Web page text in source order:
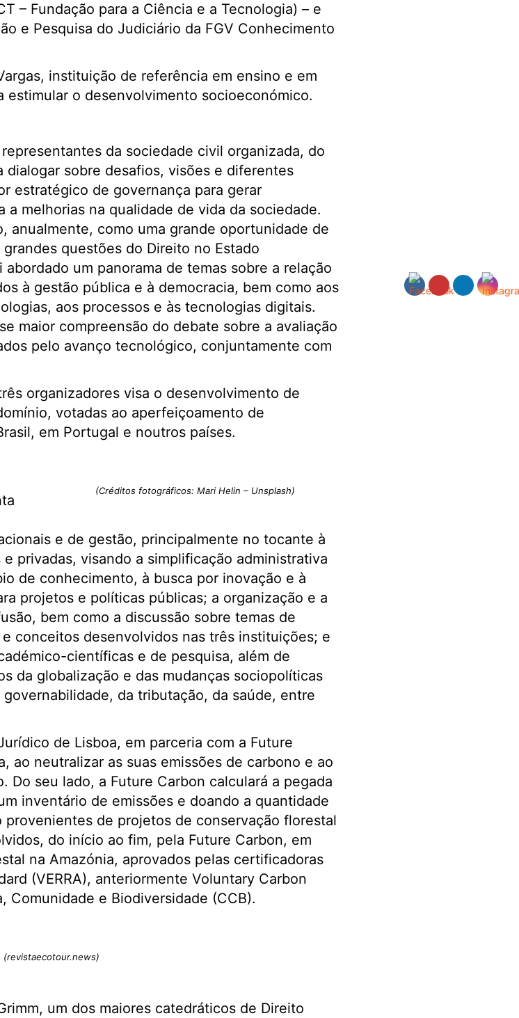
– Fundação para a Ciência e a Tecnologia) – e
e Pesquisa do Judiciário da FGV Conhecimento
instituição de referência em ensino e em
estimular o desenvolvimento socioeconómico.
da sociedade civil organizada, do
dialogar sobre desafios, visões e diferentes
estratégico de governança para gerar
melhorias na qualidade de vida da sociedade.
anualmente, como uma grande oportunidade de
questões do Direito no Estado
um panorama de temas sobre a relação
à gestão pública e à democracia, bem como aos
aos processos e às tecnologias digitais.
maior compreensão do debate sobre a avaliação
pelo avanço tecnológico, conjuntamente com
organizadores visa o desenvolvimento de
votadas ao aperfeiçoamento de
em Portugal e noutros países.
(Créditos fotográficos: Mari Helin – Unsplash)
e de gestão, principalmente no tocante à
privadas, visando a simplificação administrativa
de conhecimento, à busca por inovação e à
projetos e políticas públicas; a organização e a
bem como a discussão sobre temas de
conceitos desenvolvidos nas três instituições; e
científicas e de pesquisa, além de
da globalização e das mudanças sociopolíticas
da tributação, da saúde, entre
de Lisboa, em parceria com a Future
ao neutralizar as suas emissões de carbono e ao
seu lado, a Future Carbon calculará a pegada
inventário de emissões e doando a quantidade
de projetos de conservação florestal
do início ao fim, pela Future Carbon, em
na Amazónia, aprovados pelas certificadoras
(VERRA), anteriormente Voluntary Carbon
Comunidade e Biodiversidade (CCB).
(revistaecotour.news)
um dos maiores catedráticos de Direito